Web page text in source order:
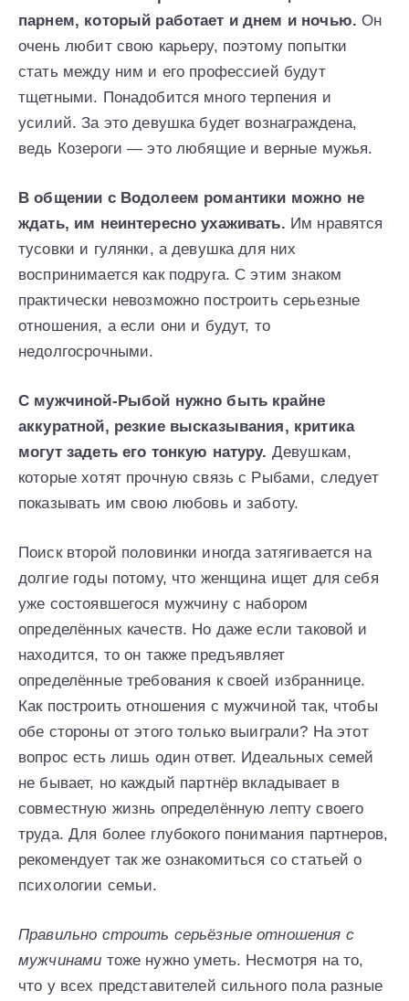
парнем, который работает и днем и ночью. Он
очень любит свою карьеру, поэтому попытки
стать между ним и его профессией будут
тщетными. Понадобится много терпения и
усилий. За это девушка будет вознаграждена,
ведь Козероги — это любящие и верные мужья.
В общении с Водолеем романтики можно не
ждать, им неинтересно ухаживать. Им нравятся
тусовки и гулянки, а девушка для них
воспринимается как подруга. С этим знаком
практически невозможно построить серьезные
отношения, а если они и будут, то
недолгосрочными.
С мужчиной-Рыбой нужно быть крайне
аккуратной, резкие высказывания, критика
могут задеть его тонкую натуру. Девушкам,
которые хотят прочную связь с Рыбами, следует
показывать им свою любовь и заботу.
Поиск второй половинки иногда затягивается на
долгие годы потому, что женщина ищет для себя
уже состоявшегося мужчину с набором
определённых качеств. Но даже если таковой и
находится, то он также предъявляет
определённые требования к своей избраннице.
Как построить отношения с мужчиной так, чтобы
обе стороны от этого только выиграли? На этот
вопрос есть лишь один ответ. Идеальных семей
не бывает, но каждый партнёр вкладывает в
совместную жизнь определённую лепту своего
труда. Для более глубокого понимания партнеров,
рекомендует так же ознакомиться со статьей о
психологии семьи.
Правильно строить серьёзные отношения с
мужчинами тоже нужно уметь. Несмотря на то,
что у всех представителей сильного пола разные